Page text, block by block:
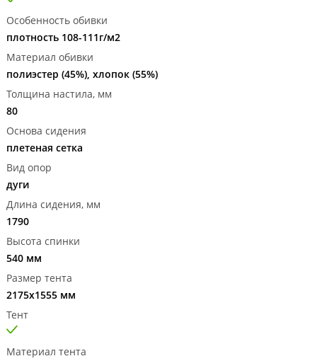
Особенность обивки
плотность 108-111г/м2
Материал обивки
полиэстер (45%), хлопок (55%)
Толщина настила, мм
80
Основа сидения
плетеная сетка
Вид опор
дуги
Длина сидения, мм
1790
Высота спинки
540 мм
Размер тента
2175х1555 мм
Тент
Материал тента